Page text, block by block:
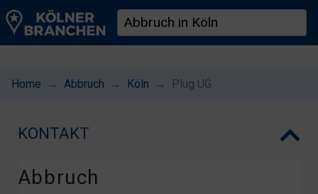
Home Abbruch Köln Plug UG
KONTAKT
Abbruch